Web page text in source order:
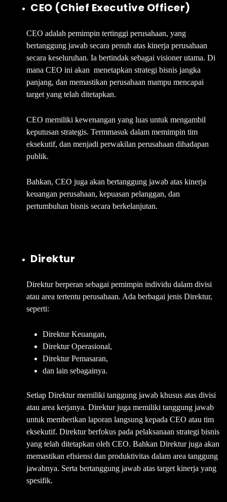
CEO (Chief Executive Officer)
CEO adalah pemimpin tertinggi perusahaan, yang
bertanggung jawab secara penuh atas kinerja perusahaan
secara keseluruhan. Ia bertindak sebagai visioner utama. Di
mana CEO ini akan menetapkan strategi bisnis jangka
panjang, dan memastikan perusahaan mampu mencapai
target yang telah ditetapkan.
CEO memiliki kewenangan yang luas untuk mengambil
keputusan strategis. Termmasuk dalam memimpin tim
eksekutif, dan menjadi perwakilan perusahaan dihadapan
publik.
Bahkan, CEO juga akan bertanggung jawab atas kinerja
keuangan perusahaan, kepuasan pelanggan, dan
pertumbuhan bisnis secara berkelanjutan.
Direktur
Direktur berperan sebagai pemimpin individu dalam divisi
atau area tertentu perusahaan. Ada berbagai jenis Direktur,
seperti:
Direktur Keuangan,
Direktur Operasional,
Direktur Pemasaran,
dan lain sebagainya.
Setiap Direktur memiliki tanggung jawab khusus atas divisi
atau area kerjanya. Direktur juga memiliki tanggung jawab
untuk memberikan laporan langsung kepada CEO atau tim
eksekutif. Direktur berfokus pada pelaksanaan strategi bisnis
yang telah ditetapkan oleh CEO. Bahkan Direktur juga akan
memastikan efisiensi dan produktivitas dalam area tanggung
jawabnya. Serta bertanggung jawab atas target kinerja yang
spesifik.